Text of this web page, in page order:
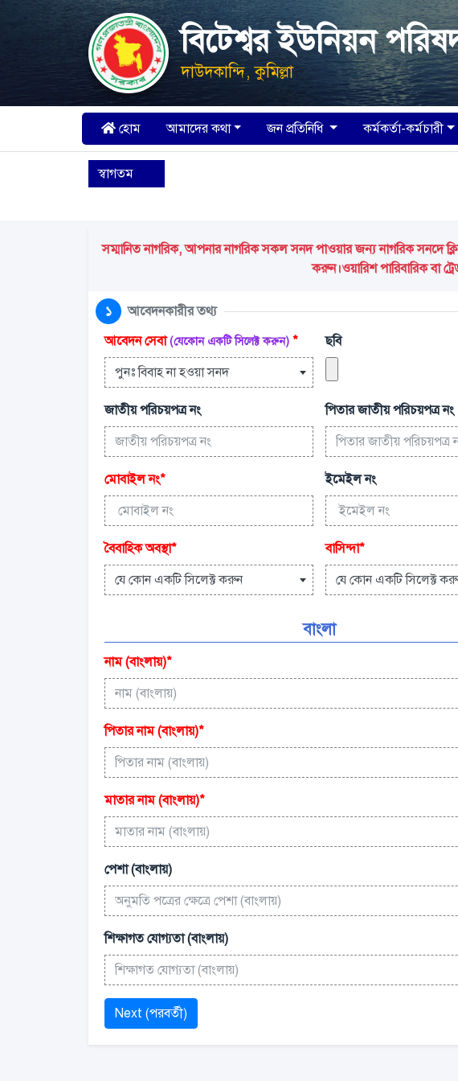
বিটেশ্বর ইউনিয়ন
দাউদকান্দি, কুমিল্লা
হোম আমাদের কথা জন প্রতিনিধি কর্মকর্তা-কর্মচারী
স্বাগতম
সম্মানিত নাগরিক, আপনার নাগরিক সকল সনদ পাওয়ার জন্য নাগরিক সনদে
করুন।ওয়ারিশ পারিবারিক বা
১ আবেদনকারীর তথ্য
আবেদন সেবা(যেকোন একটি সিলেক্ট করুন) *
পুনঃ বিবাহ না হওয়া সনদ
ছবি
জাতীয় পরিচয়পত্র নং পিতার জাতীয় পরিচয়পত্র নং
মোবাইল নং* ইমেইল নং
বৈবাহিক অবস্থা*
যে কোন একটি সিলেক্ট করুন
বাসিন্দা*
যে কোন একটি সিলেক্ট
বাংলা
নাম (বাংলায়)*
পিতার নাম (বাংলায়)*
মাতার নাম (বাংলায়)*
পেশা (বাংলায়)
শিক্ষাগত যোগ্যতা (বাংলায়)
Next (পরবর্তী)